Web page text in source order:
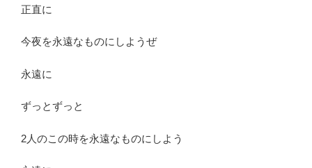
正直に
今夜を永遠なものにしようぜ
永遠に
ずっとずっと
2人のこの時を永遠なものにしよう